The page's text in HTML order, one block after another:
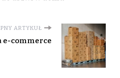
ARTYKUŁ
e-commerce